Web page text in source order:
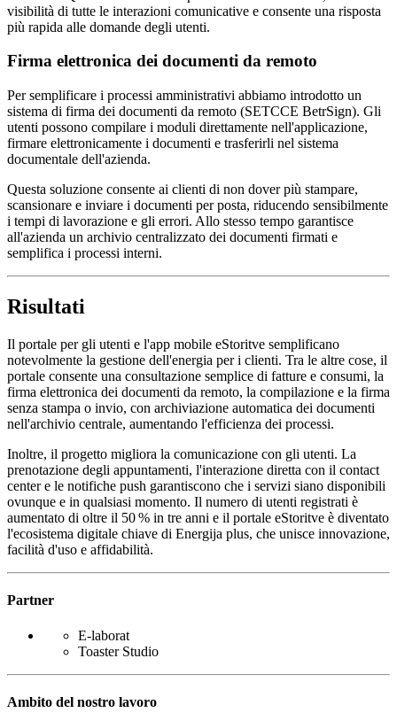
visibilità di tutte le interazioni comunicative e consente una risposta
più rapida alle domande degli utenti.
Firma elettronica dei documenti da remoto
Per semplificare i processi amministrativi abbiamo introdotto un
sistema di firma dei documenti da remoto (SETCCE BetrSign). Gli
utenti possono compilare i moduli direttamente nell'applicazione,
firmare elettronicamente i documenti e trasferirli nel sistema
documentale dell'azienda.
Questa soluzione consente ai clienti di non dover più stampare,
scansionare e inviare i documenti per posta, riducendo sensibilmente
i tempi di lavorazione e gli errori. Allo stesso tempo garantisce
all'azienda un archivio centralizzato dei documenti firmati e
semplifica i processi interni.
Risultati
Il portale per gli utenti e l'app mobile eStoritve semplificano
notevolmente la gestione dell'energia per i clienti. Tra le altre cose, il
portale consente una consultazione semplice di fatture e consumi, la
firma elettronica dei documenti da remoto, la compilazione e la firma
senza stampa o invio, con archiviazione automatica dei documenti
nell'archivio centrale, aumentando l'efficienza dei processi.
Inoltre, il progetto migliora la comunicazione con gli utenti. La
prenotazione degli appuntamenti, l'interazione diretta con il contact
center e le notifiche push garantiscono che i servizi siano disponibili
ovunque e in qualsiasi momento. Il numero di utenti registrati è
aumentato di oltre il 50 % in tre anni e il portale eStoritve è diventato
l'ecosistema digitale chiave di Energija plus, che unisce innovazione,
facilità d'uso e affidabilità.
Partner
E-laborat
Toaster Studio
Ambito del nostro lavoro